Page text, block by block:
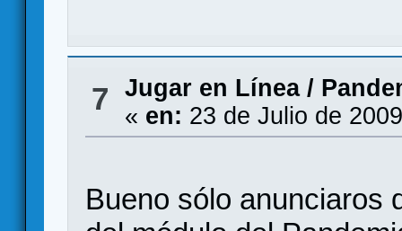
7 Jugar en Línea/
« en: 23 de Julio de
Bueno sólo anunciaros